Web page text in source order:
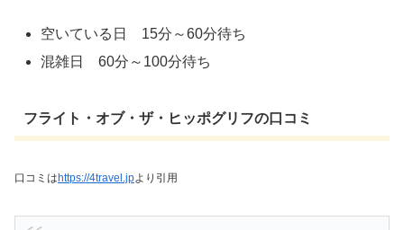
空いている日 15分～60分待ち
混雑日 60分～100分待ち
フライト・オブ・ザ・ヒッポグリフの口コミ
口コミは https://4travel.jpより引用